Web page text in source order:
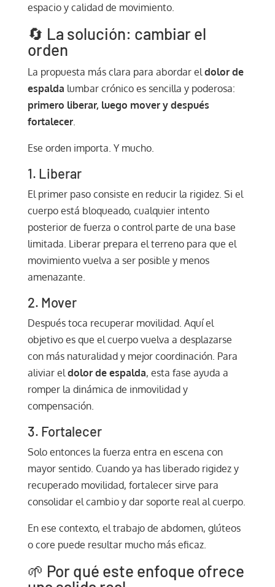
espacio y calidad de movimiento.
🔄 La solución: cambiar el
orden
La propuesta más clara para abordar el dolor de
espalda lumbar crónico es sencilla y poderosa:
primero liberar, luego mover y después
fortalecer.
Ese orden importa. Y mucho.
1. Liberar
El primer paso consiste en reducir la rigidez. Si el
cuerpo está bloqueado, cualquier intento
posterior de fuerza o control parte de una base
limitada. Liberar prepara el terreno para que el
movimiento vuelva a ser posible y menos
amenazante.
2. Mover
Después toca recuperar movilidad. Aquí el
objetivo es que el cuerpo vuelva a desplazarse
con más naturalidad y mejor coordinación. Para
aliviar el dolor de espalda, esta fase ayuda a
romper la dinámica de inmovilidad y
compensación.
3. Fortalecer
Solo entonces la fuerza entra en escena con
mayor sentido. Cuando ya has liberado rigidez y
recuperado movilidad, fortalecer sirve para
consolidar el cambio y dar soporte real al cuerpo.
En ese contexto, el trabajo de abdomen, glúteos
o core puede resultar mucho más eficaz.
🌱 Por qué este enfoque ofrece